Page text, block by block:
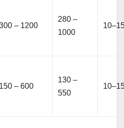
– 1200
280 –
1000
150 – 600
130 –
550